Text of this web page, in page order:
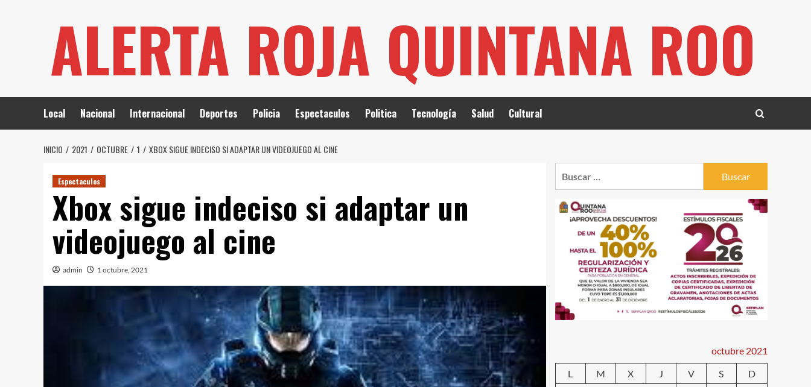
ALERTA ROJA QUINTANA ROO
Local Nacional Internacional Deportes Policia Espectaculos Politica Tecnología Salud Cultural
INICIO 2021 OCTUBRE 1 XBOX SIGUE INDECISO SI ADAPTAR UN VIDEOJUEGO AL CINE
Espectaculos
Xbox sigue indeciso si adaptar un
videojuego al cine
admin 1 octubre, 2021
octubre 2021
L
M X J V S
D